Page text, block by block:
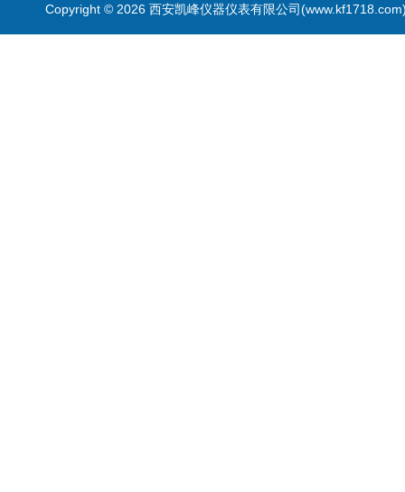
Copyright © 2026 西安凯峰仪器仪表有限公司